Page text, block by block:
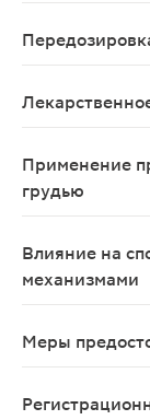
Применение
грудью
Влияние на
механизмами
Меры